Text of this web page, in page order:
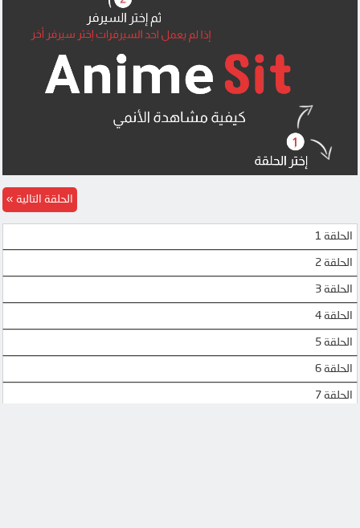
UQLOAD
MEGA
MP4UPLOAD
MP4UPLOAD
MP4UPLOAD
الحلقة 1
الحلقة 2
الحلقة 3
الحلقة 4
الحلقة 5
الحلقة 6
الحلقة 7
الحلقة التالية